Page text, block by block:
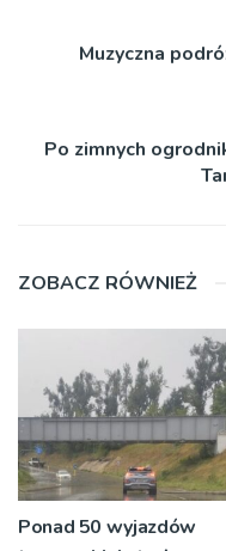
Muzyczna
Po zimnych
ZOBACZ RÓWNIEŻ
Ponad 50 wyjazdów